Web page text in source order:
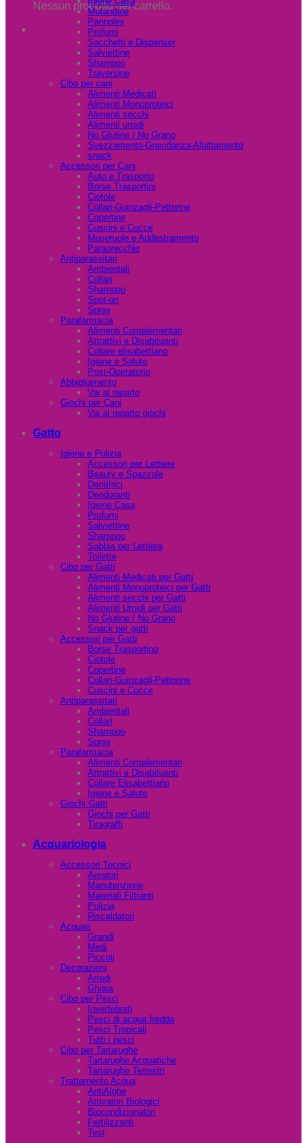
Nessun prodotto nel carrello.
Mutandine
Pannolini
Profumi
Sacchetti e Dispenser
Salviettine
Shampoo
Traversine
Cibo per cani
Alimenti Medicati
Alimenti Monoproteici
Alimenti secchi
Alimenti umidi
No Glutine / No Grano
Svezzamento-Gravidanza-Allattamento
snack
Accessori per Cani
Auto e Trasporto
Borse Trasportini
Ciotole
Collari-Guinzagli-Pettorine
Copertine
Cuscini e Cucce
Museruole e Addestramento
Paraorecchie
Antiparassitari
Ambientali
Collari
Shampoo
Spot-on
Spray
Parafarmacia
Alimenti Complementari
Attrattivi e Disabituanti
Collare elisabettiano
Igiene e Salute
Post-Operatorio
Abbigliamento
Vai al reparto
Giochi per Cani
Vai al reparto giochi
Gatto
Igiene e Pulizia
Accessori per Lettiere
Beauty e Spazzole
Dentifrici
Deodoranti
Igiene Casa
Profumi
Salviettine
Shampoo
Sabbia per Lettiera
Toilette
Cibo per Gatti
Alimenti Medicati per Gatti
Alimenti Monoproteici per Gatti
Alimenti secchi per Gatti
Alimenti Umidi per Gatti
No Glutine / No Grano
Snack per gatti
Accessori per Gatti
Borse Trasportino
Ciotole
Copertine
Collari-Guinzagli-Pettorine
Cuscini e Cucce
Antiparassitari
Ambientali
Collari
Shampoo
Spray
Parafarmacia
Alimenti Complementari
Attrattivi e Disabituanti
Collare Elisabettiano
Igiene e Salute
Giochi Gatti
Giochi per Gatti
Tiragraffi
Acquariologia
Accessori Tecnici
Aeratori
Manutenzione
Materiali Filtranti
Pulizia
Riscaldatori
Acquari
Grandi
Medi
Piccoli
Decorazioni
Arredi
Ghiaia
Cibo per Pesci
Invertebrati
Pesci di acqua fredda
Pesci Tropicali
Tutti i pesci
Cibo per Tartarughe
Tartarughe Acquatiche
Tartarughe Terrestri
Trattamento Acqua
AntiAlghe
Attivatori Biologici
Biocondizionatori
Fertilizzanti
Test